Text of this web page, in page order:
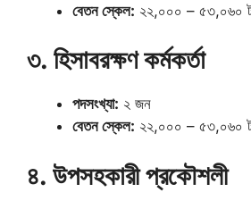
বেতন স্কেল: ২২,০০০ – ৫৩,০৬০
৩. হিসাবরক্ষণ কর্মকর্তা
পদসংখ্যা: ২ জন
বেতন স্কেল: ২২,০০০ – ৫৩,০৬০
৪. উপসহকারী প্রকৌশলী